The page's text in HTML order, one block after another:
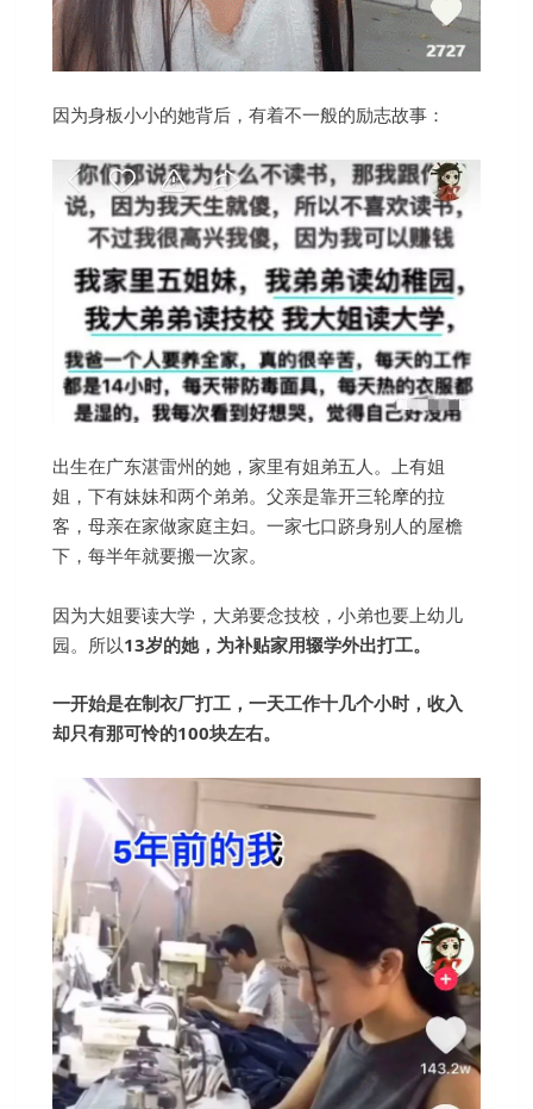
因为身板小小的她背后，有着不一般的励志故事：
出生在广东湛雷州的她，家里有姐弟五人。上有姐
姐，下有妹妹和两个弟弟。父亲是靠开三轮摩的拉
客，母亲在家做家庭主妇。一家七口跻身别人的屋檐
下，每半年就要搬一次家。
因为大姐要读大学，大弟要念技校，小弟也要上幼儿
园。所以13岁的她，为补贴家用辍学外出打工。
一开始是在制衣厂打工，一天工作十几个小时，收入
却只有那可怜的100块左右。